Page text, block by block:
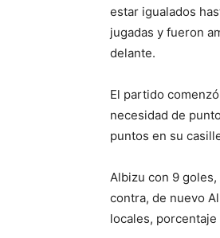
estar igualados
jugadas y fueron
delante.
El partido
necesidad de
puntos en su
Albizu con 9
contra, de nuevo
locales,